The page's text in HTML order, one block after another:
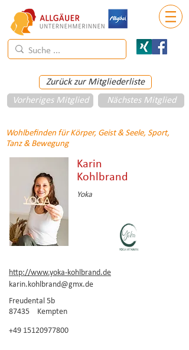
Zurück zur Mitgliederliste
Vorheriges Mitglied
Nächstes Mitglied
Wohlbefinden für Körper, Geist & Seele, Sport,
Tanz & Bewegung
Karin
Kohlbrand
Yoka
http://www.yoka-kohlbrand.de
karin.kohlbrand@gmx.de
Freudental 5b
87435
Kempten
+49 15120977800